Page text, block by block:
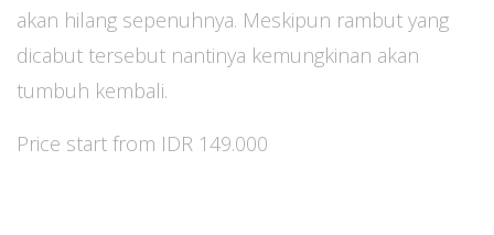
akan hilang sepenuhnya. Meskipun rambut yang
dicabut tersebut nantinya kemungkinan akan
tumbuh kembali.
Price start from IDR 149.000